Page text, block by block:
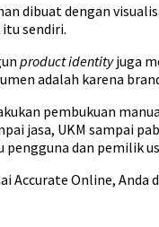
dibuat dengan
sendiri.
product identityjuga
adalah karena
pembukuan
jasa, UKM sampai
pengguna dan pemilik
Accurate Online, Anda